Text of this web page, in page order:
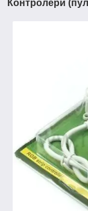
Контролери